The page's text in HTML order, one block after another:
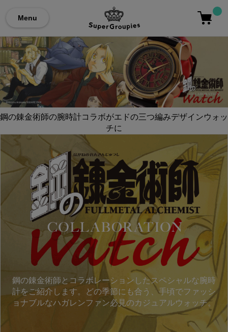
Menu
鋼の錬金術師の腕時計コラボがエドの三つ編みデザインウォッ
チに
鋼の錬金術師とコラボレーションしたスペシャルな腕時
計をご紹介します。どの季節にも合う、手頃でファッシ
ョナブルなハガレンファン必見のカジュアルウォッチ。